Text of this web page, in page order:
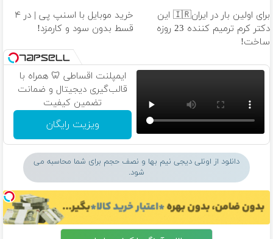
برای اولین بار در ایران🇮🇷 این
دکتر کرم ترمیم کننده 23 روزه
ساخت!
خرید موبایل با اسنپ پی | در ۴
قسط بدون سود و کارمزد!
ایمپلنت اقساطی 🦷 همراه با
قالب‌گیری دیجیتال و ضمانت
تضمین کیفیت
ویزیت رایگان
دانلود از اونلی دیجی نیم بها و نصف حجم برای شما محاسبه می
شود.